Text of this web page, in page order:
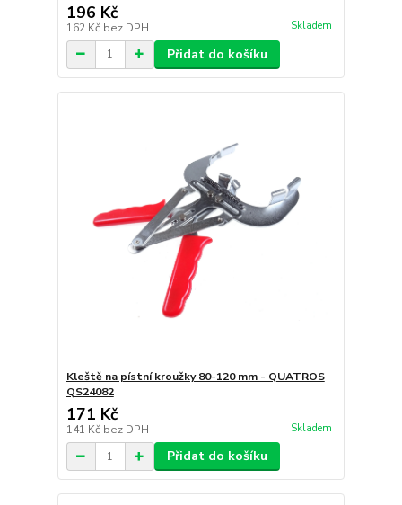
196 Kč
162 Kč bez DPH Skladem
Přidat do košíku
Kleště na pístní kroužky 80-120 mm - QUATROS
QS24082
171 Kč
141 Kč bez DPH Skladem
Přidat do košíku